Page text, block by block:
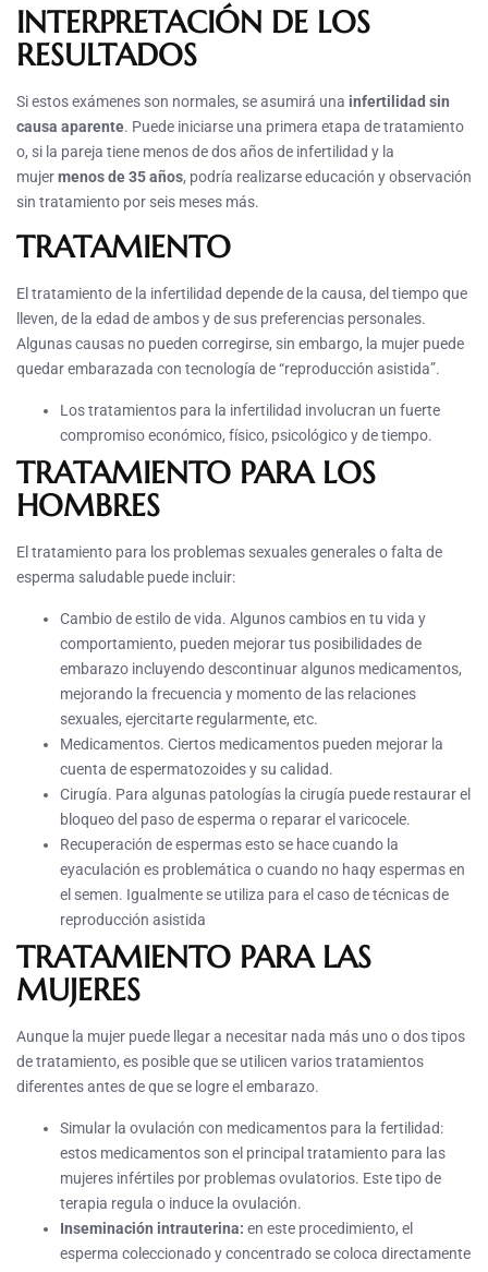
INTERPRETACIÓN DE LOS
RESULTADOS
Si estos exámenes son normales, se asumirá una infertilidad sin
causa aparente. Puede iniciarse una primera etapa de tratamiento
o, si la pareja tiene menos de dos años de infertilidad y la
mujermenos de 35 años, podría realizarse educación y observación
sin tratamiento por seis meses más.
TRATAMIENTO
El tratamiento de la infertilidad depende de la causa, del tiempo que
lleven, de la edad de ambos y de sus preferencias personales.
Algunas causas no pueden corregirse, sin embargo, la mujer puede
quedar embarazada con tecnología de “reproducción asistida”.
Los tratamientos para la infertilidad involucran un fuerte
compromiso económico, físico, psicológico y de tiempo.
TRATAMIENTO PARA LOS
HOMBRES
El tratamiento para los problemas sexuales generales o falta de
esperma saludable puede incluir:
Cambio de estilo de vida. Algunos cambios en tu vida y
comportamiento, pueden mejorar tus posibilidades de
embarazo incluyendo descontinuar algunos medicamentos,
mejorando la frecuencia y momento de las relaciones
sexuales, ejercitarte regularmente, etc.
Medicamentos. Ciertos medicamentos pueden mejorar la
cuenta de espermatozoides y su calidad.
Cirugía. Para algunas patologías la cirugía puede restaurar el
bloqueo del paso de esperma o reparar el varicocele.
Recuperación de espermas esto se hace cuando la
eyaculación es problemática o cuando no haqy espermas en
el semen. Igualmente se utiliza para el caso de técnicas de
reproducción asistida
TRATAMIENTO PARA LAS
MUJERES
Aunque la mujer puede llegar a necesitar nada más uno o dos tipos
de tratamiento, es posible que se utilicen varios tratamientos
diferentes antes de que se logre el embarazo.
Simular la ovulación con medicamentos para la fertilidad:
estos medicamentos son el principal tratamiento para las
mujeres infértiles por problemas ovulatorios. Este tipo de
terapia regula o induce la ovulación.
Inseminación intrauterina: en este procedimiento, el
esperma coleccionado y concentrado se coloca directamente